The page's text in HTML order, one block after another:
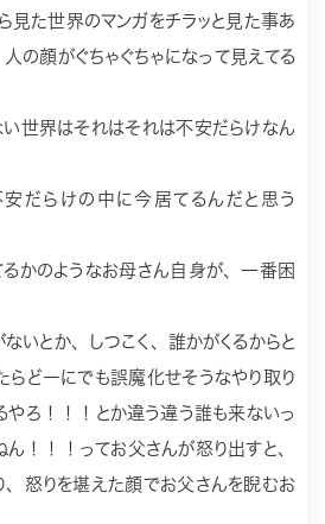
見た世界のマンガをチラッと見た事あ
の顔がぐちゃぐちゃになって見えてる
い世界はそれはそれは不安だらけなん
だらけの中に今居てるんだと思う
るかのようなお母さん自身が、一番困
いとか、しつこく、誰かがくるからと
らどーにでも誤魔化せそうなやり取り
やろ！！！とか違う違う誰も来ないっ
！！！ってお父さんが怒り出すと、
、怒りを堪えた顔でお父さんを睨むお